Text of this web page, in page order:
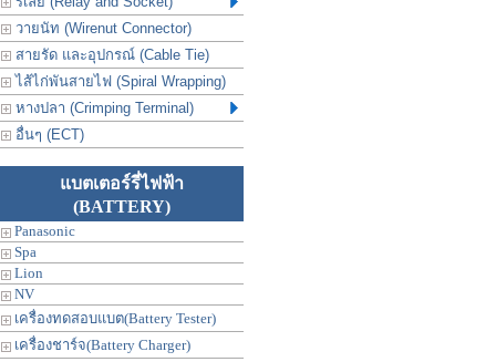
วายนัท (Wirenut Connector)
สายรัด และอุปกรณ์ (Cable Tie)
ไส้ไก่พันสายไฟ (Spiral Wrapping)
หางปลา (Crimping Terminal)
อื่นๆ (ECT)
แบตเตอร์รี่ไฟฟ้า
(BATTERY)
Panasonic
Spa
Lion
NV
เครื่องทดสอบแบต(Battery Tester)
เครื่องชาร์จ(Battery Charger)